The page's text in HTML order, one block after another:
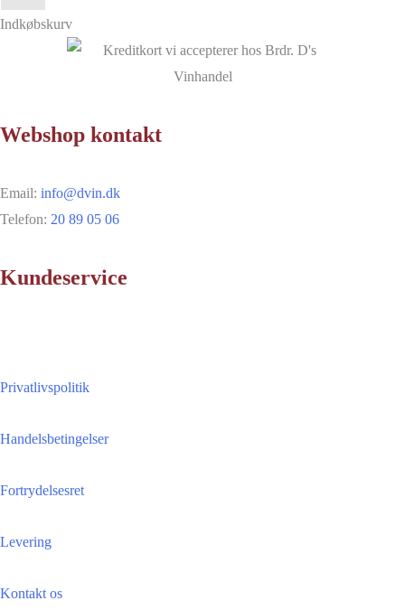
Indkøbskurv
Webshop kontakt
Email: info@dvin.dk
Telefon: 20 89 05 06
Kundeservice
Privatlivspolitik
Handelsbetingelser
Fortrydelsesret
Levering
Kontakt os